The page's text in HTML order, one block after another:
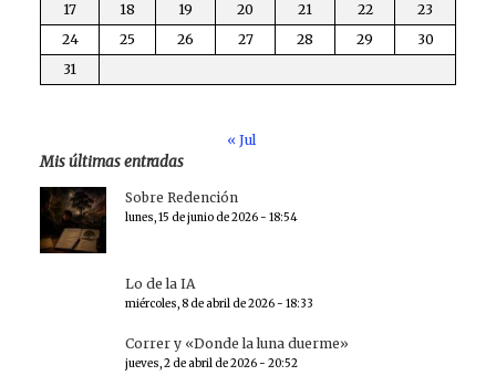
17
18 19 20 21 22
23
24
25 26 27 28 29
30
31
« Jul
Mis últimas entradas
Sobre Redención
lunes, 15 de junio de 2026 - 18:54
Lo de la IA
miércoles, 8 de abril de 2026 - 18:33
Correr y «Donde la luna duerme»
jueves, 2 de abril de 2026 - 20:52